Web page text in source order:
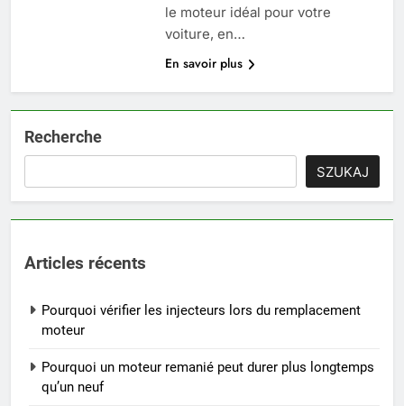
le moteur idéal pour votre
voiture, en…
En savoir plus
Recherche
SZUKAJ
Articles récents
Pourquoi vérifier les injecteurs lors du remplacement
moteur
Pourquoi un moteur remanié peut durer plus longtemps
qu’un neuf